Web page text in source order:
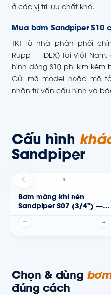
ở các vị trí lưu chất khó.
Mua bơm Sandpiper S10
TKT là nhà phân phối
Rupp — IDEX) tại Việt
hình dòng S10 phi kim
Gửi mã model hoặc mô
nhận tư vấn cấu hình và
Cấu hình
Sandpiper
Bơm màng khí nén
Sandpiper S07 (3/4") —
Thân phi kim
—
→
Chọn & dùng
đúng cách